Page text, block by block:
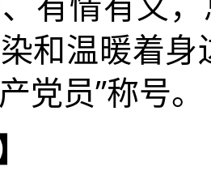
和温暖着
党员”称号。